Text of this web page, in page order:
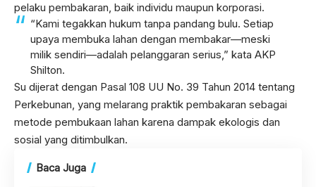
pelaku pembakaran, baik individu maupun korporasi.
“Kami tegakkan hukum tanpa pandang bulu. Setiap
upaya membuka lahan dengan membakar—meski
milik sendiri—adalah pelanggaran serius,” kata AKP
Shilton.
Su dijerat dengan Pasal 108 UU No. 39 Tahun 2014 tentang
Perkebunan, yang melarang praktik pembakaran sebagai
metode pembukaan lahan karena dampak ekologis dan
sosial yang ditimbulkan.
Baca Juga